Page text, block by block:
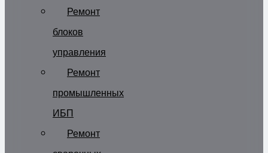
Ремонт
блоков
управления
Ремонт
промышленных
ИБП
Ремонт